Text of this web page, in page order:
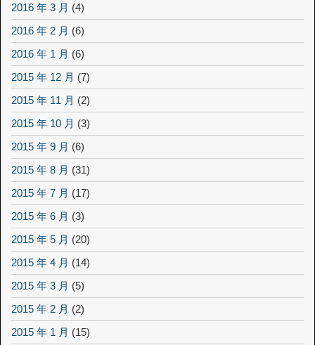
2016 年 3 月 (4)
2016 年 2 月 (6)
2016 年 1 月 (6)
2015 年 12 月 (7)
2015 年 11 月 (2)
2015 年 10 月 (3)
2015 年 9 月 (6)
2015 年 8 月 (31)
2015 年 7 月 (17)
2015 年 6 月 (3)
2015 年 5 月 (20)
2015 年 4 月 (14)
2015 年 3 月 (5)
2015 年 2 月 (2)
2015 年 1 月 (15)